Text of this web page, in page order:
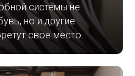
системы не
но и другие
свое место.